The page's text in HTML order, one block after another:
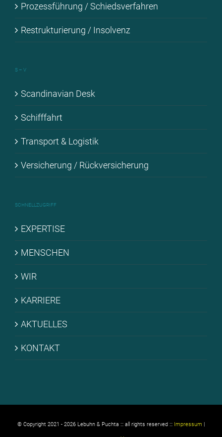
Pro­zess­füh­rung / Schieds­ver­fah­ren
Re­struk­tu­rie­rung / In­sol­venz
S – V
Scan­di­na­vi­an Desk
Schiff­fahrt
Trans­port & Lo­gis­tik
Ver­si­che­rung / Rück­ver­si­che­rung
SCHNELL­ZU­GRIFF
EX­PER­TI­SE
MEN­SCHEN
WIR
KAR­RIE­RE
AK­TU­EL­LES
KON­TAKT
© Copyright 2021 - 2026 Lebuhn & Puchta ::: all rights reserved ::: Impressum |